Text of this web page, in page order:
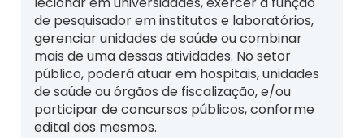
de pesquisador em institutos e laboratórios,
gerenciar unidades de saúde ou combinar
mais de uma dessas atividades. No setor
público, poderá atuar em hospitais, unidades
de saúde ou órgãos de fiscalização, e/ou
participar de concursos públicos, conforme
edital dos mesmos.